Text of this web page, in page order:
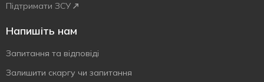
Підтримати ЗСУ
Напишіть нам
Запитання та відповіді
Залишити скаргу чи запитання